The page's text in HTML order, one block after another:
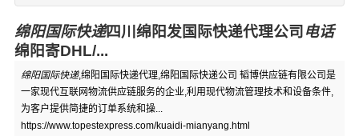
绵阳国际快递四川绵阳发国际快递代理公司 电话
绵阳寄DHL/...
绵阳国际快递,绵阳国际快递代理,绵阳国际快递公司 韬博供应链有限公司是
一家现代互联网物流供应链服务的企业,利用现代物流管理技术和设备条件,
为客户提供简捷的订单系统和操...
https://www.topestexpress.com/kuaidi-mianyang.html